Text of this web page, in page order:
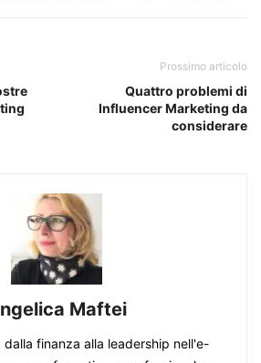
Prossimo articolo
Quattro problemi di
Influencer Marketing da
considerare
Maftei
finanza alla leadership nell'e-